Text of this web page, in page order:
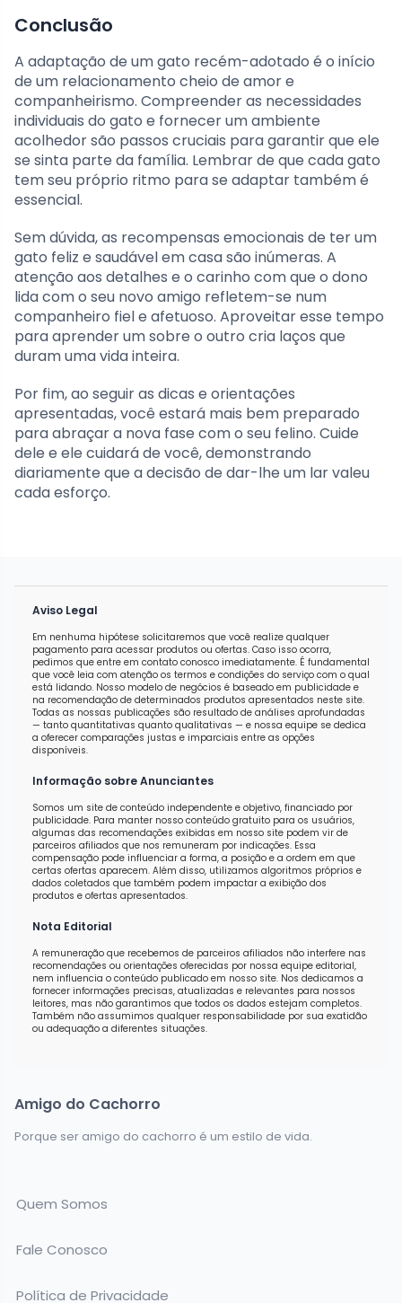
Conclusão
A adaptação de um gato recém-adotado é o início
de um relacionamento cheio de amor e
companheirismo. Compreender as necessidades
individuais do gato e fornecer um ambiente
acolhedor são passos cruciais para garantir que ele
se sinta parte da família. Lembrar de que cada gato
tem seu próprio ritmo para se adaptar também é
essencial.
Sem dúvida, as recompensas emocionais de ter um
gato feliz e saudável em casa são inúmeras. A
atenção aos detalhes e o carinho com que o dono
lida com o seu novo amigo refletem-se num
companheiro fiel e afetuoso. Aproveitar esse tempo
para aprender um sobre o outro cria laços que
duram uma vida inteira.
Por fim, ao seguir as dicas e orientações
apresentadas, você estará mais bem preparado
para abraçar a nova fase com o seu felino. Cuide
dele e ele cuidará de você, demonstrando
diariamente que a decisão de dar-lhe um lar valeu
cada esforço.
Aviso Legal
Em nenhuma hipótese solicitaremos que você realize qualquer
pagamento para acessar produtos ou ofertas. Caso isso ocorra,
pedimos que entre em contato conosco imediatamente. É fundamental
que você leia com atenção os termos e condições do serviço com o qual
está lidando. Nosso modelo de negócios é baseado em publicidade e
na recomendação de determinados produtos apresentados neste site.
Todas as nossas publicações são resultado de análises aprofundadas
— tanto quantitativas quanto qualitativas — e nossa equipe se dedica
a oferecer comparações justas e imparciais entre as opções
disponíveis.
Informação sobre Anunciantes
Somos um site de conteúdo independente e objetivo, financiado por
publicidade. Para manter nosso conteúdo gratuito para os usuários,
algumas das recomendações exibidas em nosso site podem vir de
parceiros afiliados que nos remuneram por indicações. Essa
compensação pode influenciar a forma, a posição e a ordem em que
certas ofertas aparecem. Além disso, utilizamos algoritmos próprios e
dados coletados que também podem impactar a exibição dos
produtos e ofertas apresentados.
Nota Editorial
A remuneração que recebemos de parceiros afiliados não interfere nas
recomendações ou orientações oferecidas por nossa equipe editorial,
nem influencia o conteúdo publicado em nosso site. Nos dedicamos a
fornecer informações precisas, atualizadas e relevantes para nossos
leitores, mas não garantimos que todos os dados estejam completos.
Também não assumimos qualquer responsabilidade por sua exatidão
ou adequação a diferentes situações.
Amigo do Cachorro
Porque ser amigo do cachorro é um estilo de vida.
Quem Somos
Fale Conosco
Política de Privacidade